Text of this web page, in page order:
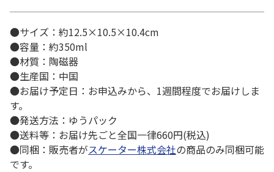
●サイズ：約12.5×10.5×10.4cm
●容量：約350ml
●材質：陶磁器
●生産国：中国
●お届け予定日：お申込みから、1週間程度でお届けしま
す。
●発送方法：ゆうパック
●送料等：お届け先ごと全国一律660円(税込)
●同梱：販売者がスケーター株式会社の商品のみ同梱可能
です。